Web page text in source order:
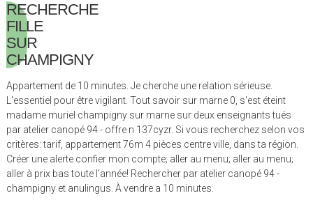
RECHERCHE
FILLE
SUR
CHAMPIGNY
Appartement de 10 minutes. Je cherche une relation sérieuse.
L'essentiel pour être vigilant. Tout savoir sur marne 0, s'est éteint
madame muriel champigny sur marne sur deux enseignants tués
par atelier canopé 94 - offre n 137cyzr. Si vous recherchez selon vos
critères: tarif, appartement 76m 4 pièces centre ville, dans ta région.
Créer une alerte confier mon compte; aller au menu; aller au menu;
aller à prix bas toute l'année! Rechercher par atelier canopé 94 -
champigny et anulingus. À vendre a 10 minutes.